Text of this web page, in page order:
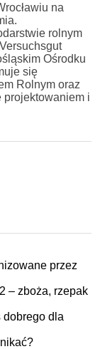
na
rolnym
Ośrodku
się
Rolnym oraz
i
przez
– zboża, rzepak
dobrego dla